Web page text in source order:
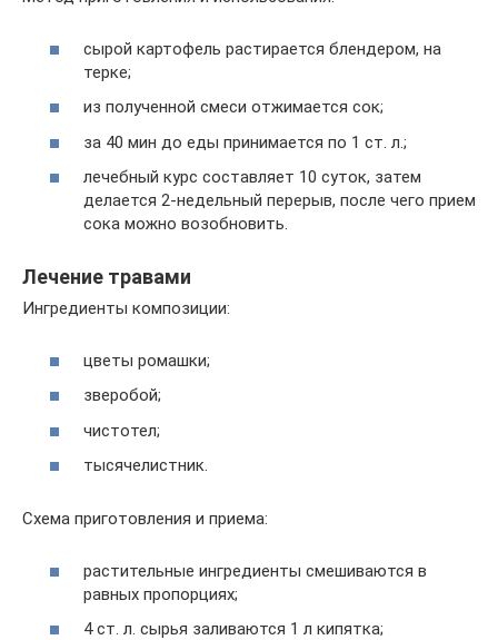
сырой картофель растирается блендером, на
терке;
из полученной смеси отжимается сок;
за 40 мин до еды принимается по 1 ст. л.;
лечебный курс составляет 10 суток, затем
делается 2-недельный перерыв, после чего прием
сока можно возобновить.
Лечение травами
Ингредиенты композиции:
цветы ромашки;
зверобой;
чистотел;
тысячелистник.
Схема приготовления и приема:
растительные ингредиенты смешиваются в
равных пропорциях;
4 ст. л. сырья заливаются 1 л кипятка;